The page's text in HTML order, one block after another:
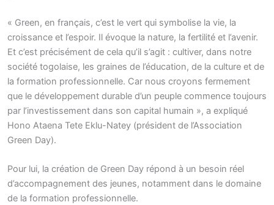
« Green, en français, c’est le vert qui symbolise la vie, la
croissance et l’espoir. Il évoque la nature, la fertilité et l’avenir.
Et c’est précisément de cela qu’il s’agit : cultiver, dans notre
société togolaise, les graines de l’éducation, de la culture et de
la formation professionnelle. Car nous croyons fermement
que le développement durable d’un peuple commence toujours
par l’investissement dans son capital humain », a expliqué
Hono Ataena Tete Eklu-Natey (président de l’Association
Green Day).
Pour lui, la création de Green Day répond à un besoin réel
d’accompagnement des jeunes, notamment dans le domaine
de la formation professionnelle.